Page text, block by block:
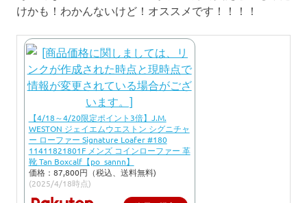
けかも！わかんないけど！オススメです！！！！
【4/18～4/20限定ポイント3倍】J.M.
WESTON ジェイエムウエストン シグニチャ
ー ローファー Signature Loafer #180
11411821801F メンズ コインローファー 革
靴 Tan Boxcalf【po_sannn】
価格：87,800円（税込、送料無料)
(2025/4/18時点)